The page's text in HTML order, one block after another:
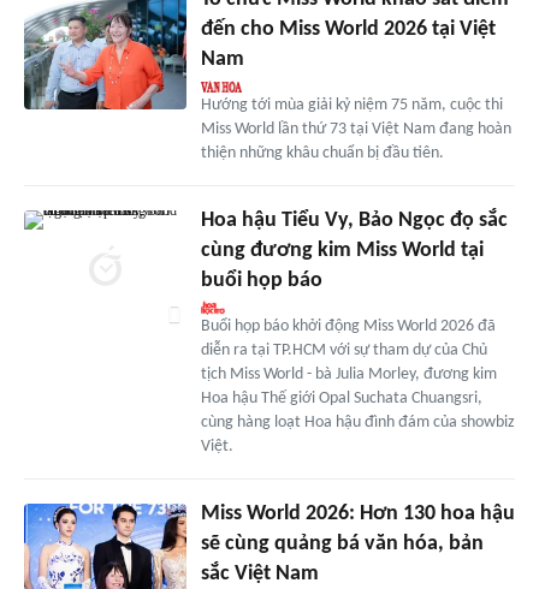
đến cho Miss World 2026 tại Việt
Nam
Hướng tới mùa giải kỷ niệm 75 năm, cuộc thi
Miss World lần thứ 73 tại Việt Nam đang hoàn
thiện những khâu chuẩn bị đầu tiên.
Hoa hậu Tiểu Vy, Bảo Ngọc đọ sắc
cùng đương kim Miss World tại
buổi họp báo
Buổi họp báo khởi động Miss World 2026 đã
diễn ra tại TP.HCM với sự tham dự của Chủ
tịch Miss World - bà Julia Morley, đương kim
Hoa hậu Thế giới Opal Suchata Chuangsri,
cùng hàng loạt Hoa hậu đình đám của showbiz
Việt.
Miss World 2026: Hơn 130 hoa hậu
sẽ cùng quảng bá văn hóa, bản
sắc Việt Nam